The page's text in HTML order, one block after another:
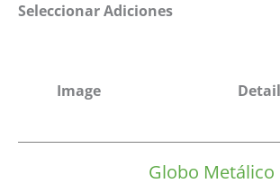
Seleccionar Adiciones
Image
Globo